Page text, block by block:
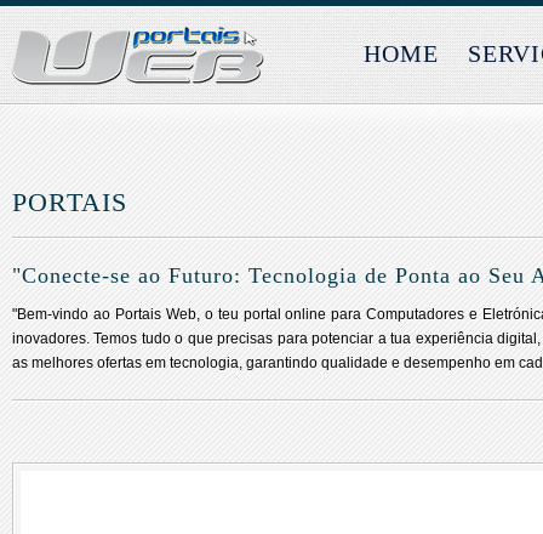
HOME
PORTAIS
"Conecte-se ao Futuro: Tecnologia de Ponta ao Seu
"Bem-vindo ao Portais Web, o teu portal online para Computadores e
inovadores. Temos tudo o que precisas para potenciar a tua experiência
as melhores ofertas em tecnologia, garantindo qualidade e desempenho em